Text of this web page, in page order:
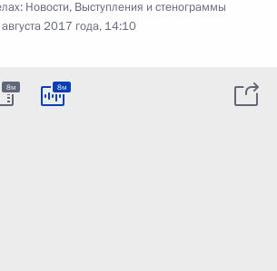
Новости, Выступления и стенограммы
2017 года, 14:10
8м 8м